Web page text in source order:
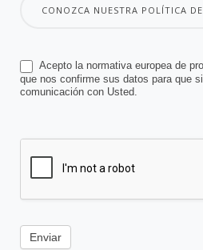
CONOZCA NUESTRA POLÍTICA
Acepto la normativa europea de
que nos confirme sus datos para que
comunicación con Usted.
Enviar